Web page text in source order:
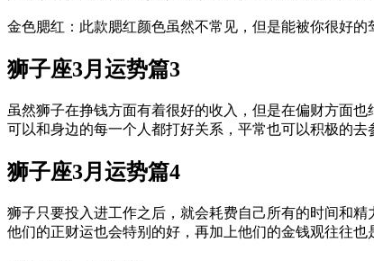
金色腮红：此款腮红颜色虽然不常见，但是能被你很好的
狮子座3月运势篇3
虽然狮子在挣钱方面有着很好的收入，但是在偏财方面
可以和身边的每一个人都打好关系，平常也可以积极的
狮子座3月运势篇4
狮子只要投入进工作之后，就会耗费自己所有的时间和
他们的正财运也会特别的好，再加上他们的金钱观往往